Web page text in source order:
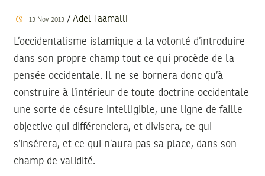
13 Nov 2013/ Adel Taamalli
L’occidentalisme islamique a la volonté d’introduire
dans son propre champ tout ce qui procède de la
pensée occidentale. Il ne se bornera donc qu’à
construire à l’intérieur de toute doctrine occidentale
une sorte de césure intelligible, une ligne de faille
objective qui différenciera, et divisera, ce qui
s’insérera, et ce qui n’aura pas sa place, dans son
champ de validité.